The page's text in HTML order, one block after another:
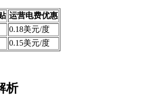
运营电费优惠
0.18美元/度
0.15美元/度
析